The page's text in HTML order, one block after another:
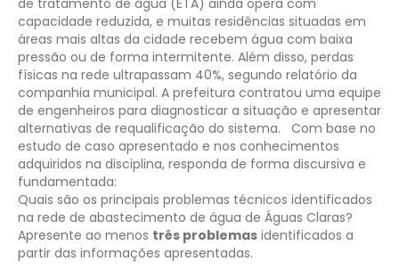
capacidade reduzida, e muitas residências situadas em
áreas mais altas da cidade recebem água com baixa
pressão ou de forma intermitente. Além disso, perdas
físicas na rede ultrapassam 40%, segundo relatório da
companhia municipal. A prefeitura contratou uma equipe
de engenheiros para diagnosticar a situação e apresentar
alternativas de requalificação do sistema.
Com base no
estudo de caso apresentado e nos conhecimentos
adquiridos na disciplina, responda de forma discursiva e
fundamentada:
Quais são os principais problemas técnicos identificados
na rede de abastecimento de água de Águas Claras?
Apresente ao menos três problemas identificados a
partir das informações apresentadas.